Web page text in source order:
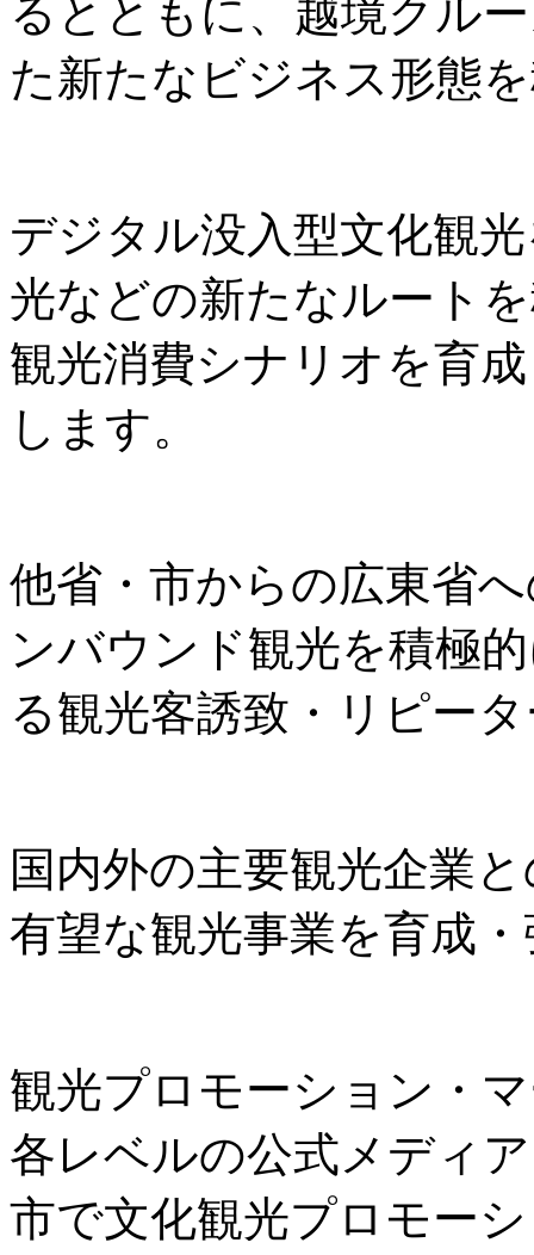
るとともに、越境クル
た新たなビジネス形態
デジタル没入型文化観
光などの新たなルート
観光消費シナリオを育
します。
他省・市からの広東省
ンバウンド観光を積極
る観光客誘致・リピー
国内外の主要観光企業
有望な観光事業を育成
観光プロモーション・
各レベルの公式メディ
市で文化観光プロモー